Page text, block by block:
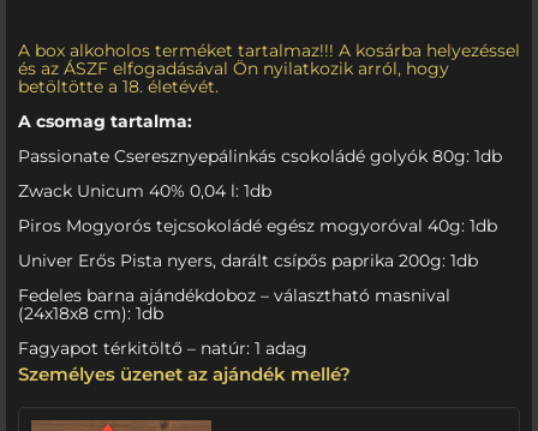
A box alkoholos terméket tartalmaz!!! A kosárba helyezéssel
és az ÁSZF elfogadásával Ön nyilatkozik arról, hogy
betöltötte a 18. életévét.
A csomag tartalma:
Passionate Cseresznyepálinkás csokoládé golyók 80g: 1db
Zwack Unicum 40% 0,04 l: 1db
Piros Mogyorós tejcsokoládé egész mogyoróval 40g: 1db
Univer Erős Pista nyers, darált csípős paprika 200g: 1db
Fedeles barna ajándékdoboz – választható masnival
(24x18x8 cm): 1db
Fagyapot térkitöltő – natúr: 1 adag
Személyes üzenet az ajándék mellé?